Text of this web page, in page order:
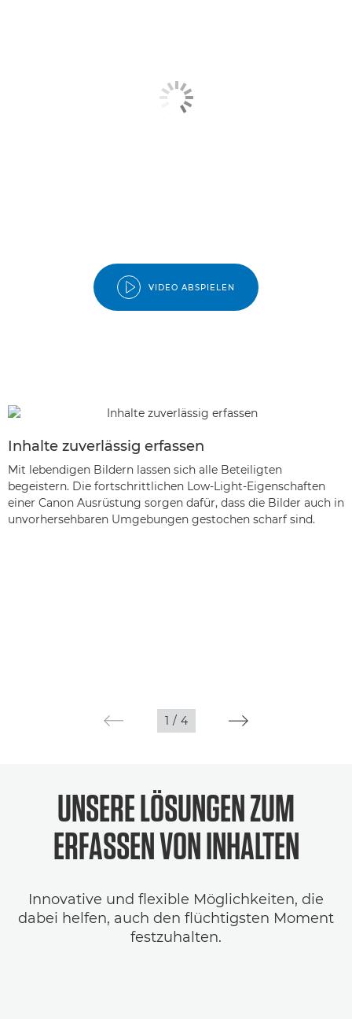
VIDEO ABSPIELEN
Inhalte zuverlässig erfassen
Mit lebendigen Bildern lassen sich alle Beteiligten
begeistern. Die fortschrittlichen Low-Light-Eigenschaften
einer Canon Ausrüstung sorgen dafür, dass die Bilder auch in
unvorhersehbaren Umgebungen gestochen scharf sind.
1 / 4
UNSERE LÖSUNGEN ZUM
ERFASSEN VON INHALTEN
Innovative und flexible Möglichkeiten, die
dabei helfen, auch den flüchtigsten Moment
festzuhalten.